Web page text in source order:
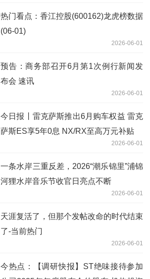
热门看点：香江控股(600162)龙虎榜数据
(06-01)
2026-06-01
预告：商务部召开6月第1次例行新闻发
布会 速讯
2026-06-01
今日报丨雷克萨斯推出6月购车权益 雷克
萨斯ES享5年0息 NX/RX至高万元补贴
2026-06-01
一条水岸三重反差，2026“潮乐锦里”浦锦
河狸水岸音乐节收官日亮点不断
2026-06-01
天涯复活了，但那个发帖改命的时代结束
了-当前热门
2026-06-01
今热点：【调研快报】ST绝味接待参加